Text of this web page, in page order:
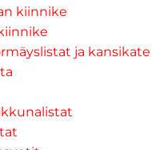
kiinnike
ja kansikate